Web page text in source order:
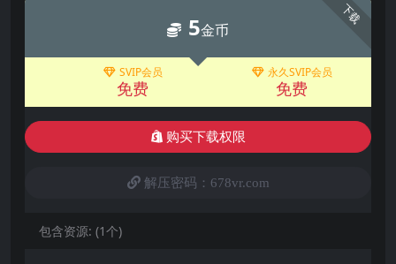
下载
5金币
SVIP会员
免费
永久SVIP会员
免费
购买下载权限
解压密码：678vr.com
包含资源: (1个)